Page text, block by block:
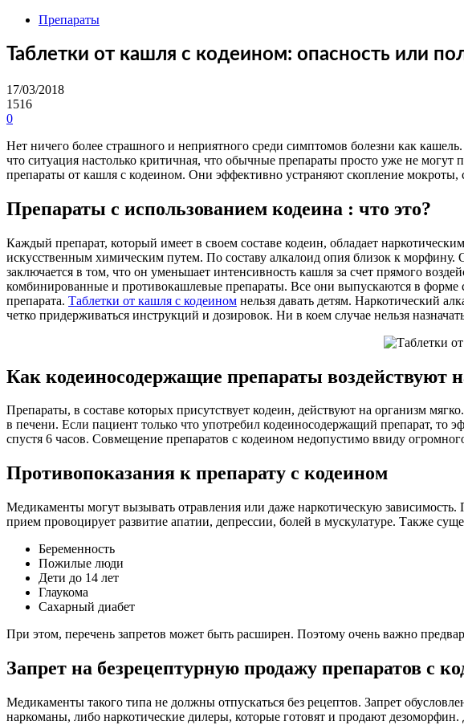
Препараты
Таблетки от кашля с кодеином: опасность или
17/03/2018
1516
0
Нет ничего более страшного и неприятного среди симптомов болезни как
что ситуация настолько критичная, что обычные препараты просто уже не
препараты от кашля с кодеином. Они эффективно устраняют скопление мокроты,
Препараты с использованием кодеина : что это?
Каждый препарат, который имеет в своем составе кодеин, обладает
искусственным химическим путем. По составу алкалоид опия близок к
заключается в том, что он уменьшает интенсивность кашля за счет прямого
комбинированные и противокашлевые препараты. Все они выпускаются в форме
препарата. Таблетки от кашля с кодеином нельзя давать детям. Наркотический
четко придерживаться инструкций и дозировок. Ни в коем случае нельзя
Как кодеиносодержащие препараты воздействуют
Препараты, в составе которых присутствует кодеин, действуют на организм
в печени. Если пациент только что употребил кодеиносодержащий препарат, то
спустя 6 часов. Совмещение препаратов с кодеином недопустимо ввиду
Противопоказания к препарату с кодеином
Медикаменты могут вызывать отравления или даже наркотическую
прием провоцирует развитие апатии, депрессии, болей в мускулатуре. Также
Беременность
Пожилые люди
Дети до 14 лет
Глаукома
Сахарный диабет
При этом, перечень запретов может быть расширен. Поэтому очень важно
Запрет на безрецептурную продажу препаратов с
Медикаменты такого типа не должны отпускаться без рецептов. Запрет
наркоманы, либо наркотические дилеры, которые готовят и продают